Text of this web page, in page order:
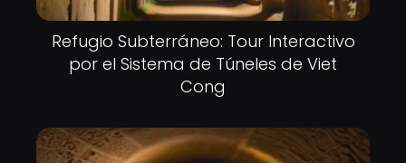
Refugio Subterráneo: Tour Interactivo
por el Sistema de Túneles de Viet
Cong